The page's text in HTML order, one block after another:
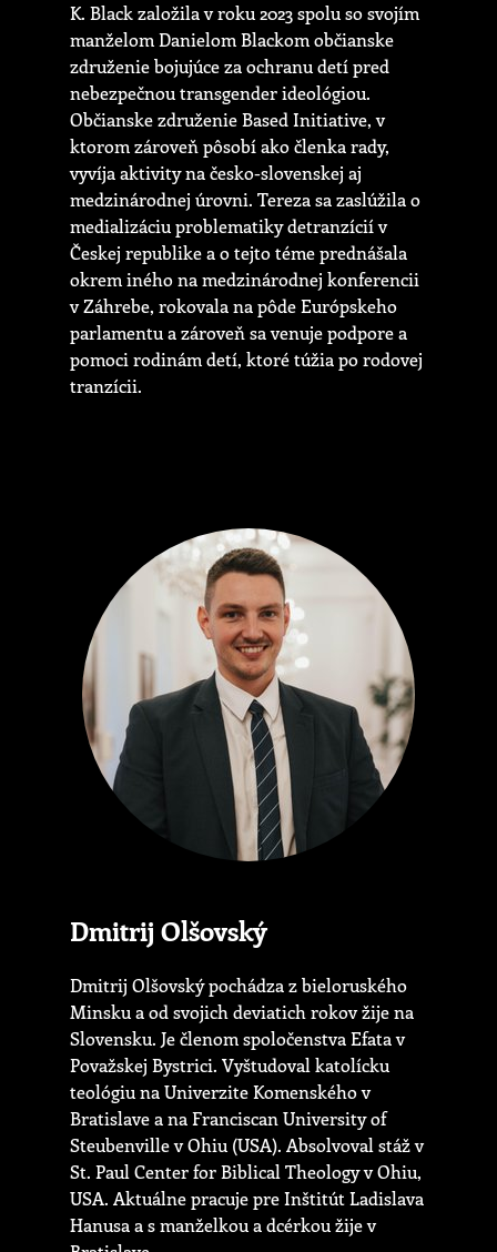
K. Black založila v roku 2023 spolu so svojím
manželom Danielom Blackom občianske
združenie bojujúce za ochranu detí pred
nebezpečnou transgender ideológiou.
Občianske združenie Based Initiative, v
ktorom zároveň pôsobí ako členka rady,
vyvíja aktivity na česko-slovenskej aj
medzinárodnej úrovni. Tereza sa zaslúžila o
medializáciu problematiky detranzícií v
Českej republike a o tejto téme prednášala
okrem iného na medzinárodnej konferencii
v Záhrebe, rokovala na pôde Európskeho
parlamentu a zároveň sa venuje podpore a
pomoci rodinám detí, ktoré túžia po rodovej
tranzícii.
Dmitrij Olšovský
Dmitrij Olšovský pochádza z bieloruského
Minsku a od svojich deviatich rokov žije na
Slovensku. Je členom spoločenstva Efata v
Považskej Bystrici. Vyštudoval katolícku
teológiu na Univerzite Komenského v
Bratislave a na Franciscan University of
Steubenville v Ohiu (USA). Absolvoval stáž v
St. Paul Center for Biblical Theology v Ohiu,
USA. Aktuálne pracuje pre Inštitút Ladislava
Hanusa a s manželkou a dcérkou žije v